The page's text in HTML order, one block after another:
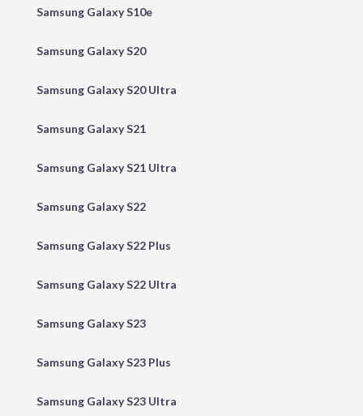
Samsung Galaxy S10e
Samsung Galaxy S20
Samsung Galaxy S20 Ultra
Samsung Galaxy S21
Samsung Galaxy S21 Ultra
Samsung Galaxy S22
Samsung Galaxy S22 Plus
Samsung Galaxy S22 Ultra
Samsung Galaxy S23
Samsung Galaxy S23 Plus
Samsung Galaxy S23 Ultra